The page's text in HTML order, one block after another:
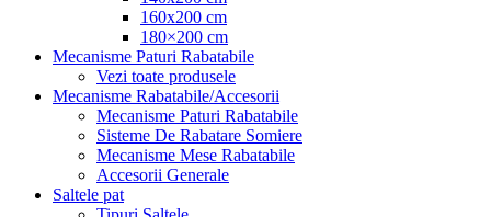
160x200 cm
180×200 cm
Mecanisme Paturi Rabatabile
Vezi toate produsele
Mecanisme Rabatabile/Accesorii
Mecanisme Paturi Rabatabile
Sisteme De Rabatare Somiere
Mecanisme Mese Rabatabile
Accesorii Generale
Saltele pat